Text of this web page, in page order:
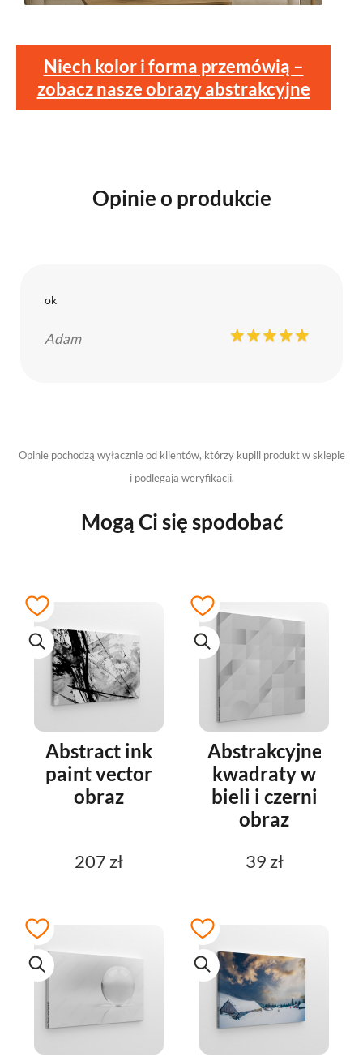
Niech kolor i forma przemówią –
zobacz nasze obrazy abstrakcyjne
Opinie o produkcie
ok
Adam
Opinie pochodzą wyłacznie od klientów, którzy kupili produkt w sklepie
i podlegają weryfikacji.
Mogą Ci się spodobać
Abstract ink
paint vector
obraz
207 zł
Abstrakcyjne
kwadraty w
bieli i czerni
obraz
39 zł